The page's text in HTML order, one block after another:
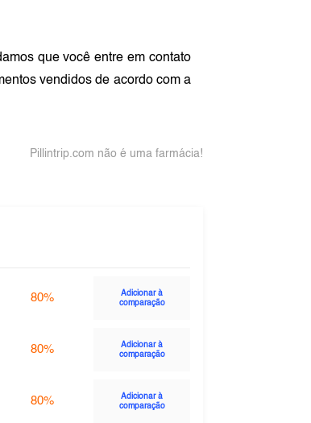
que você entre em contato
vendidos de acordo com a
Pillintrip.com não é uma farmácia!
80%
Adicionar à
comparação
80%
Adicionar à
comparação
80%
Adicionar à
comparação